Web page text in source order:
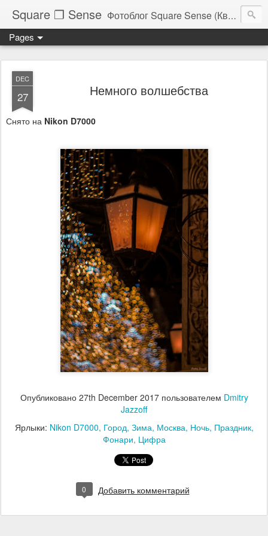
Square ❐ Sense Фотоблог Square Sense (Квадратное Чувство)
Pages
DEC
27 Немного волшебства
Снято на Nikon D7000
Опубликовано 27th December 2017пользователем Dmitry
Jazzoff
Ярлыки: Nikon D7000 Город Зима Москва Ночь Праздник
Фонари Цифра
0 Добавить комментарий